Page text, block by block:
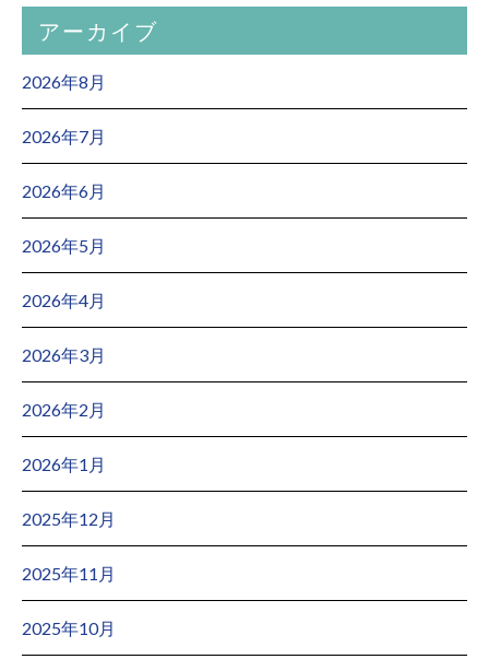
アーカイブ
2026年8月
2026年7月
2026年6月
2026年5月
2026年4月
2026年3月
2026年2月
2026年1月
2025年12月
2025年11月
2025年10月